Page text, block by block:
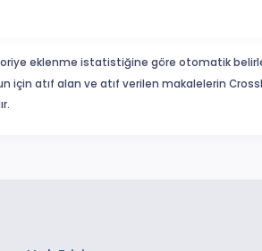
eklenme istatistiğine göre otomatik
atıf alan ve atıf verilen makalelerin